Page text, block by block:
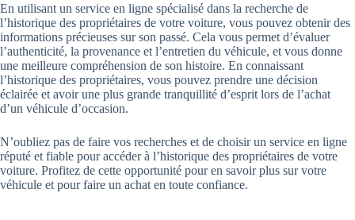
En utilisant un service en ligne spécialisé dans la recherche de
l’historique des propriétaires de votre voiture, vous pouvez obtenir des
informations précieuses sur son passé. Cela vous permet d’évaluer
l’authenticité, la provenance et l’entretien du véhicule, et vous donne
une meilleure compréhension de son histoire. En connaissant
l’historique des propriétaires, vous pouvez prendre une décision
éclairée et avoir une plus grande tranquillité d’esprit lors de l’achat
d’un véhicule d’occasion.
N’oubliez pas de faire vos recherches et de choisir un service en ligne
réputé et fiable pour accéder à l’historique des propriétaires de votre
voiture. Profitez de cette opportunité pour en savoir plus sur votre
véhicule et pour faire un achat en toute confiance.